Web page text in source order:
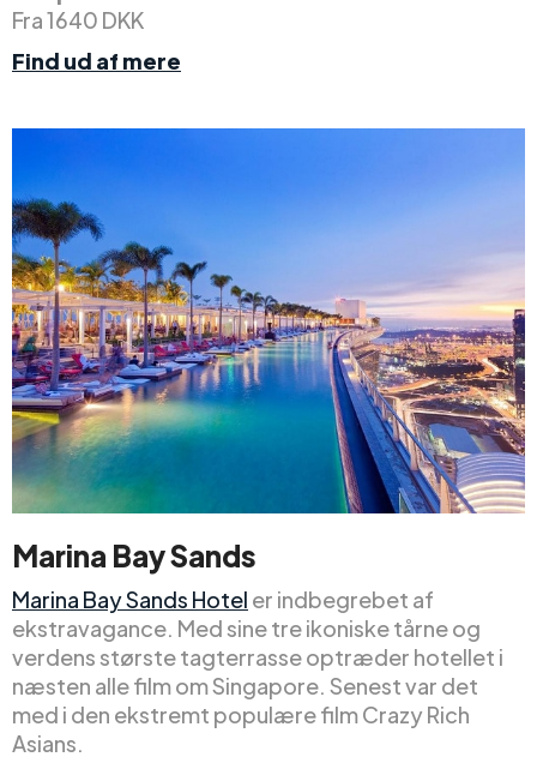
Fra 1640 DKK
Find ud af mere
Marina Bay Sands
Marina Bay Sands Hotel er indbegrebet af
ekstravagance. Med sine tre ikoniske tårne og
verdens største tagterrasse optræder hotellet i
næsten alle film om Singapore. Senest var det
med i den ekstremt populære film Crazy Rich
Asians.